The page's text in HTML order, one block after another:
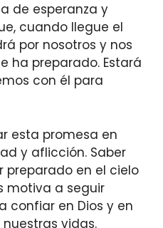
de esperanza y
cuando llegue el
por nosotros y nos
ha preparado. Estará
con él para
esta promesa en
y aflicción. Saber
preparado en el cielo
motiva a seguir
confiar en Dios y en
vidas.